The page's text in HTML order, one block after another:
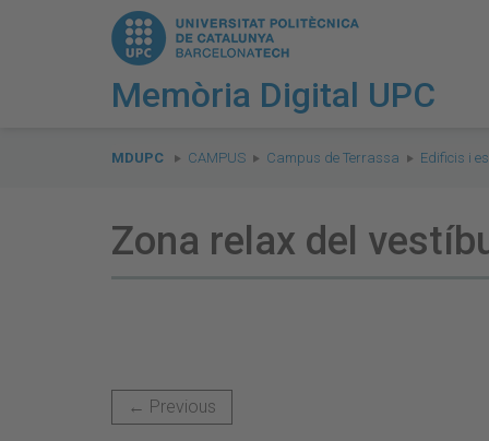
Memòria Digital UPC
are
MDUPC CAMPUS Campus de Terrassa Edificis i
Zona relax del
← Previous